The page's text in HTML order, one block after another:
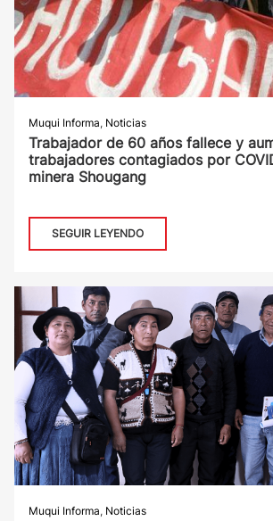
Muqui Informa, Noticias
Trabajador de 60 años fallece y
trabajadores contagiados por
minera Shougang
SEGUIR LEYENDO
Muqui Informa, Noticias